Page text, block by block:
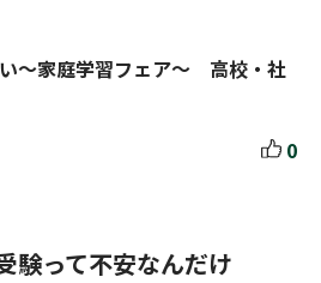
～家庭学習フェア～ 高校・社
0
験って不安なんだけ